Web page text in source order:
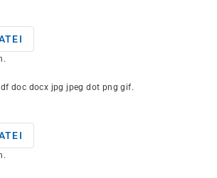
doc docx jpg jpeg dot png gif.